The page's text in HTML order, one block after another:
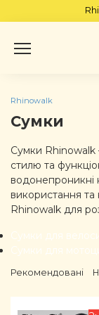
to
Rhinowalk
Сумки
Сумки Rhinowalk
стилю та
водонепроникні
використання
Rhinowalk для
Сумки для
Сумки для
Рекомендовані